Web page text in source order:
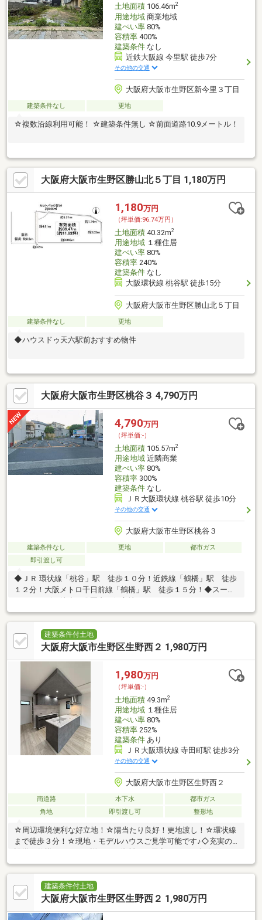
土地面積106.46m2
用途地域商業地域
建ぺい率80%
容積率400%
建築条件なし
近鉄大阪線 今里駅 徒歩7分
その他の交通
大阪府大阪市生野区新今里３丁目
建築条件なし 更地
☆複数沿線利用可能！ ☆建築条件無し ☆前面道路10.9メートル！
大阪府大阪市生野区勝山北５丁目 1,180万円
1,180万円
（坪単価:96.74万円）
土地面積40.32m2
用途地域１種住居
建ぺい率80%
容積率240%
建築条件なし
大阪環状線 桃谷駅 徒歩15分
大阪府大阪市生野区勝山北５丁目
建築条件なし 更地
◆ハウスドゥ天六駅前おすすめ物件
大阪府大阪市生野区桃谷３ 4,790万円
4,790万円
（坪単価:-）
土地面積105.57m2
用途地域近隣商業
建ぺい率80%
容積率300%
建築条件なし
ＪＲ大阪環状線 桃谷駅 徒歩10分
その他の交通
大阪府大阪市生野区桃谷３
建築条件なし 更地
都市ガス
即引渡し可
◆ＪＲ 環状線「桃谷」駅 徒歩１０分！近鉄線「鶴橋」駅 徒歩
１２分！大阪メトロ千日前線「鶴橋」駅 徒歩１５分！◆スーパ
建築条件付土地
大阪府大阪市生野区生野西２ 1,980万円
1,980万円
（坪単価:-）
土地面積49.3m2
用途地域１種住居
建ぺい率80%
容積率252%
建築条件あり
ＪＲ大阪環状線 寺田町駅 徒歩3分
その他の交通
大阪府大阪市生野区生野西２
南道路 本下水
都市ガス
角地
即引渡し可 整形地
☆周辺環境便利な好立地！☆陽当たり良好！更地渡し！☆環状線
まで徒歩３分！☆現地・モデルハウスご見学可能です♪◇充実の
♪◇お客様のご希望を実現する自由設計住宅♪《周辺環境》●生野
未来学園：徒歩９分●ライフ 寺田町駅前店：徒歩８分●食品館アプ
ロ 源ヶ橋店：徒歩５分●スギ薬局 林寺店：徒歩５分■自己資金０
円からでも購入OK！■「他社でローン断られた…」、「勤続年数
建築条件付土地
大阪府大阪市生野区生野西２ 1,980万円